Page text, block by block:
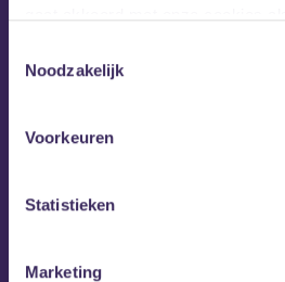
Noodzakelijk
Voorkeuren
Statistieken
Marketing